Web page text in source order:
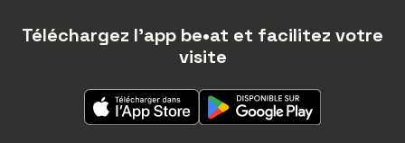
Téléchargez l'app be•at et facilitez votre
visite